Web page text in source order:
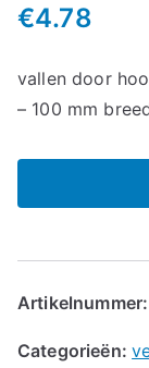
€4.78
vallen door
– 100 mm
Artikelnummer:
Categorieën: